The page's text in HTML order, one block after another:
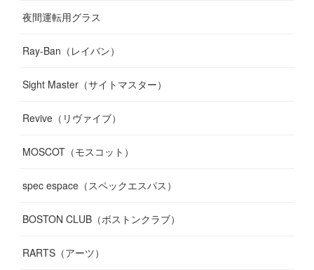
夜間運転用グラス
Ray-Ban（レイバン）
Sight Master（サイトマスター）
Revive（リヴァイブ）
MOSCOT（モスコット）
spec espace（スペックエスパス）
BOSTON CLUB（ボストンクラブ）
RARTS（アーツ）